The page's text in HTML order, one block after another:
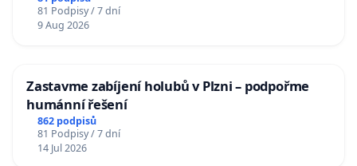
81 Podpisy / 7 dní
9 Aug 2026
Zastavme zabíjení holubů v Plzni – podpořme
humánní řešení
862 podpisů
81 Podpisy / 7 dní
14 Jul 2026